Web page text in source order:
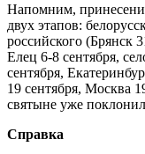
Напомним,
двух этапов:
российского (Брянск
Елец 6-8 сентября,
сентября,
19 сентября, Москва
святыне уже
Справка